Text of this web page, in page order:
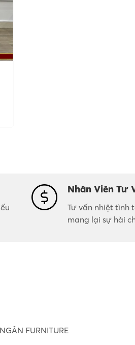
Nhân Viên Tư
Tư vấn nhiệt tình
mang lại sự hài
FURNITURE